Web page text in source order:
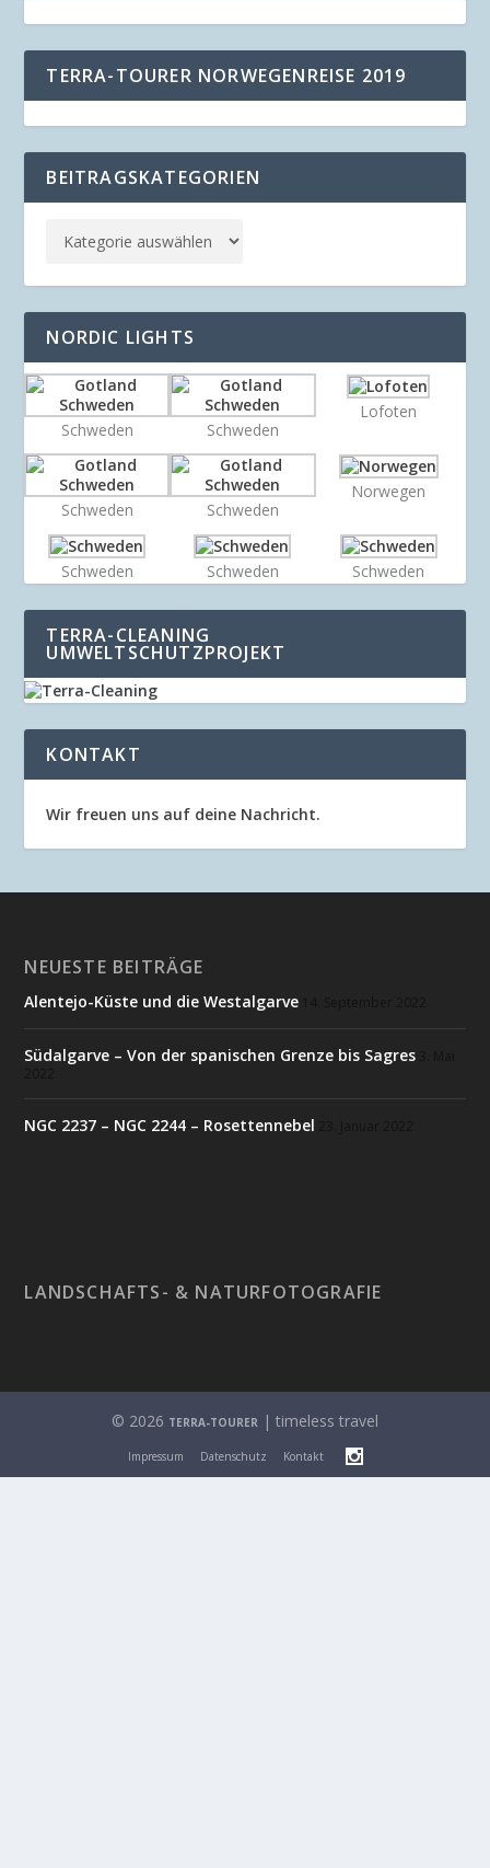
TERRA-TOURER NORWEGENREISE 2019
BEITRAGSKATEGORIEN
NORDIC LIGHTS
Schweden Schweden
Lofoten
Schweden Schweden
Norwegen
Schweden Schweden Schweden
TERRA-CLEANING
UMWELTSCHUTZPROJEKT
KONTAKT
Wir freuen uns auf deine Nachricht.
NEUESTE BEITRÄGE
Alentejo-Küste und die Westalgarve
Südalgarve – Von der spanischen Grenze bis Sagres
NGC 2237 – NGC 2244 – Rosettennebel
LANDSCHAFTS- & NATURFOTOGRAFIE
© 2026 | timeless travel
Impressum